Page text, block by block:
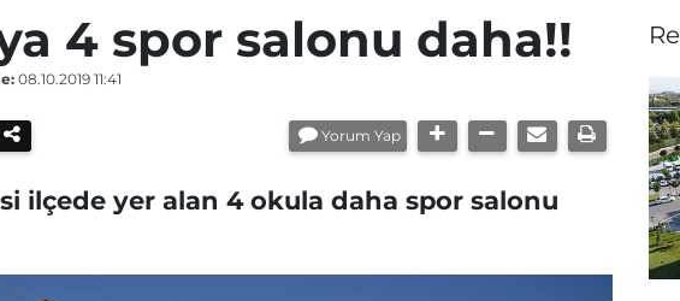
4 spor salonu daha!!
08.10.2019 11:41
Yorum Yap
ilçede yer alan 4 okula daha spor salonu